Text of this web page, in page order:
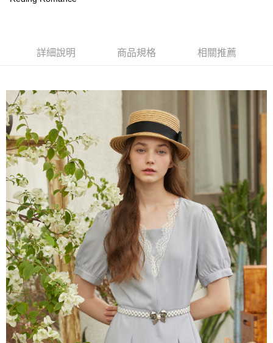
悠遊付
運送方式
每筆NT$80，滿NT$2,000(含以上)免運費
付款後萊爾富取貨
每筆NT$80，滿NT$2,000(含以上)免運費
付款後7-11取貨
每筆NT$80，滿NT$2,000(含以上)免運費
宅配
每筆NT$80，滿NT$2,000(含以上)免運費
離島
每筆NT$100，滿NT$2,000(含以上)免運費
詳細說明 商品規格 相關推薦